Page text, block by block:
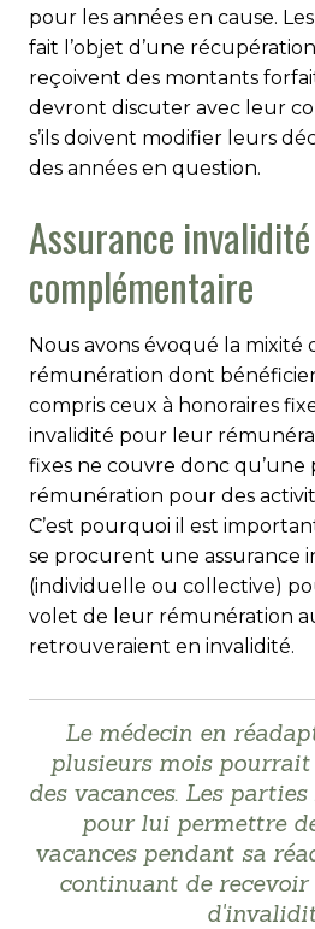
pour les années en cause.
fait l’objet d’une
reçoivent des montants
devront discuter avec leur
s’ils doivent modifier leurs
des années en question.
Assurance invalidité
complémentaire
Nous avons évoqué la mixité
rémunération dont
compris ceux à honoraires
invalidité pour leur
fixes ne couvre donc
rémunération pour des
C’est pourquoi il est
se procurent une assurance
(individuelle ou collective)
volet de leur rémunération
retrouveraient en invalidité.
Le médecin en
plusieurs mois
des vacances. Les
pour lui permettre
vacances pendant sa
continuant de recevoir